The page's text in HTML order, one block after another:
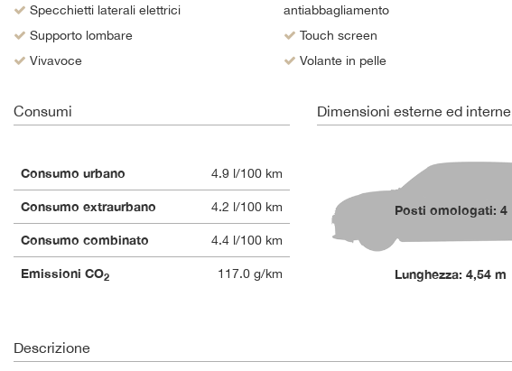
Specchietti laterali elettrici
Supporto lombare
Vivavoce
antiabbagliamento
Touch screen
Volante in pelle
Consumi
Consumo urbano 4.9 l/100 km
Consumo extraurbano 4.2 l/100 km
Consumo combinato 4.4 l/100 km
Emissioni CO2 117.0 g/km
Dimensioni esterne ed interne
Posti omologati: 4
Lunghezza: 4,54 m
Descrizione